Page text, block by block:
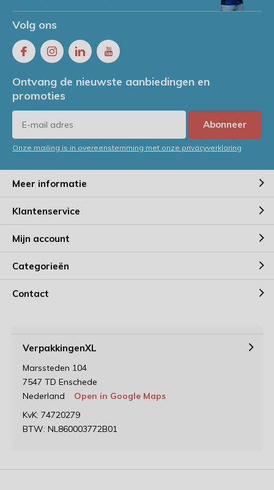
Volg ons
Ontvang de nieuwste aanbiedingen en
promoties
Abonneer
Onze mailing is in overeenstemming met onze privacyverklaring
Meer informatie
Klantenservice
Mijn account
Categorieën
Contact
VerpakkingenXL
Marssteden 104
7547 TD Enschede
Nederland
Open in Google Maps
KvK: 74720279
BTW: NL860003772B01